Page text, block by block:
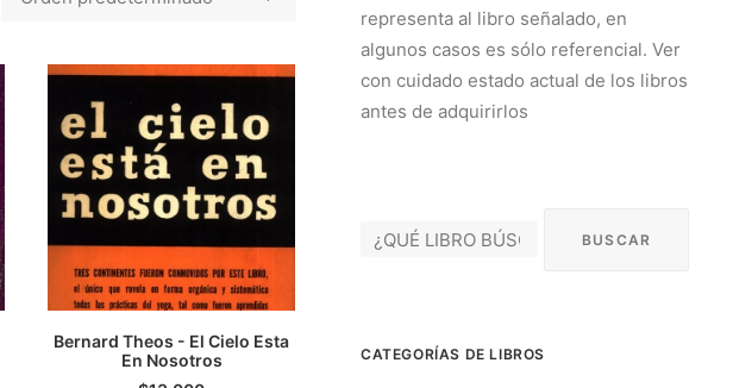
AGREGAR AL CARRITO
Bernard Theos - El Cielo Esta
En Nosotros
representa al libro señalado, en
algunos casos es sólo referencial. Ver
con cuidado estado actual de los libros
antes de adquirirlos
CATEGORÍAS DE LIBROS